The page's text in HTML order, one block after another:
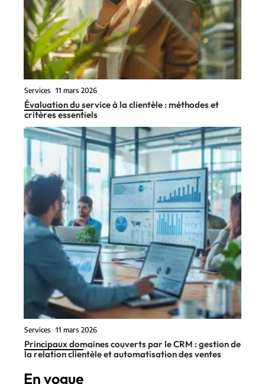
Services 11 mars 2026
Évaluation du service à la clientèle : méthodes et
critères essentiels
Services 11 mars 2026
Principaux domaines couverts par le CRM : gestion de
la relation clientèle et automatisation des ventes
En vogue